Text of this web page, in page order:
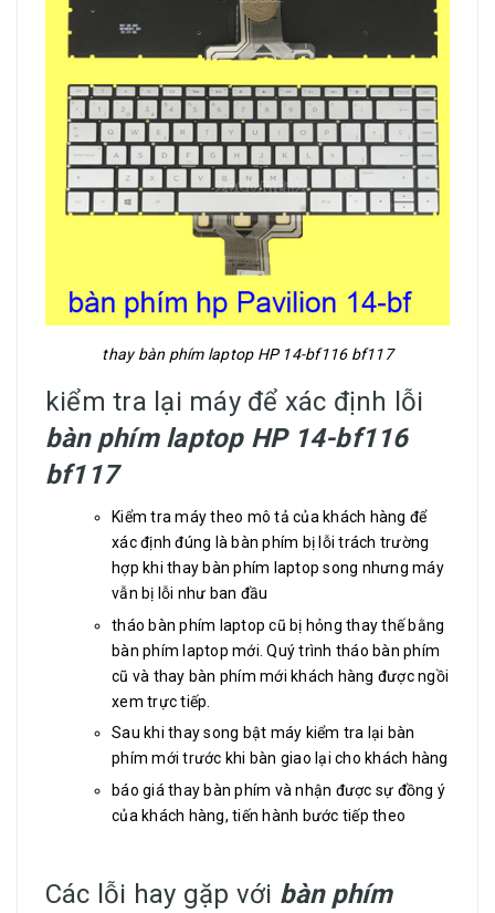
thay bàn phím laptop HP 14-bf116 bf117
kiểm tra lại máy để xác định lỗi
bàn phím laptop HP 14-bf116
bf117
Kiểm tra máy theo mô tả của khách hàng để
xác định đúng là bàn phím bị lỗi trách trường
hợp khi thay bàn phím laptop song nhưng máy
vẫn bị lỗi như ban đầu
tháo bàn phím laptop cũ bị hỏng thay thế bằng
bàn phím laptop mới. Quý trình tháo bàn phím
cũ và thay bàn phím mới khách hàng được ngồi
xem trực tiếp.
Sau khi thay song bật máy kiểm tra lại bàn
phím mới trước khi bàn giao lại cho khách hàng
báo giá thay bàn phím và nhận được sự đồng ý
của khách hàng, tiến hành bước tiếp theo
Các lỗi hay gặp với bàn phím